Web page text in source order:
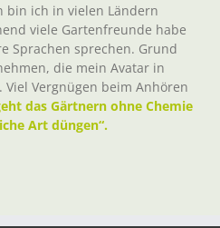
bin ich in vielen Ländern
viele Gartenfreunde habe
Sprachen sprechen. Grund
die mein Avatar in
Vergnügen beim Anhören
das Gärtnern ohne Chemie
Art düngen“.